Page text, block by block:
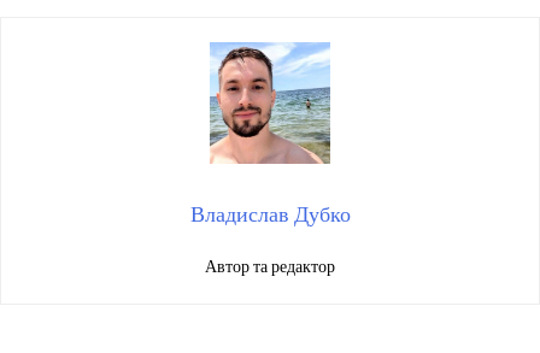
Владислав Дубко
Автор та редактор